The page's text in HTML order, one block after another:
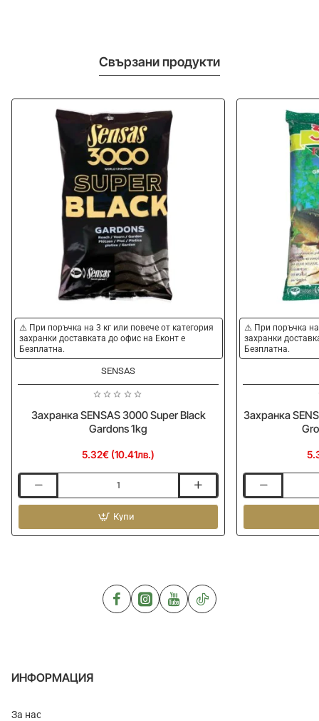
Свързани продукти
⚠️ При поръчка на 3 кг или повече от категория
захранки доставката до офис на Еконт е
Безплатна.
SENSAS
Захранка SENSAS 3000 Super Black
Gardons 1kg
5.32€ (10.41лв.)
SENSAS
Super
Купи
⚠️ При поръчка на
захранки
Безплатна.
Захранка
SENSAS
Feeder
ИНФОРМАЦИЯ
За нас